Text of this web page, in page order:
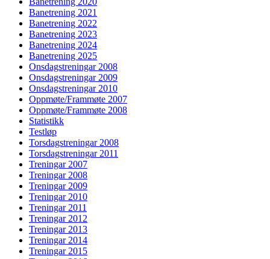
Banetrening 2021
Banetrening 2022
Banetrening 2023
Banetrening 2024
Banetrening 2025
Onsdagstreningar 2008
Onsdagstreningar 2009
Onsdagstreningar 2010
Oppmøte/Frammøte 2007
Oppmøte/Frammøte 2008
Statistikk
Testløp
Torsdagstreningar 2008
Torsdagstreningar 2011
Treningar 2007
Treningar 2008
Treningar 2009
Treningar 2010
Treningar 2011
Treningar 2012
Treningar 2013
Treningar 2014
Treningar 2015